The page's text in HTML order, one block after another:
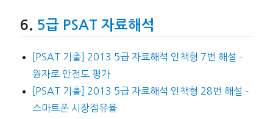
5급 PSAT 자료해석
[PSAT 기출] 2013 5급 자료해석 인책형 7번 해설 –
원자로 안전도 평가
[PSAT 기출] 2013 5급 자료해석 인책형 28번 해설 –
스마트폰 시장점유율